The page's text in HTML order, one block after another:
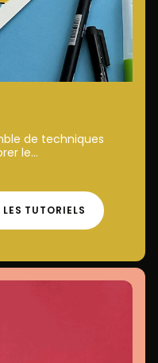
de techniques
le...
TUTORIELS